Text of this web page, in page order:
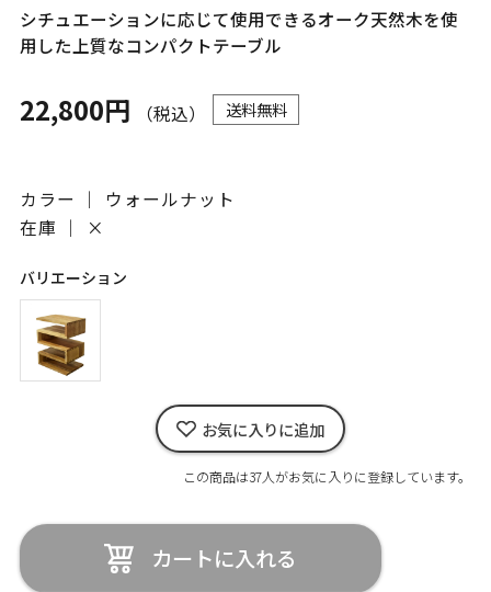
シチュエーションに応じて使用できるオーク天然木を使
用した上質なコンパクトテーブル
22,800円 （税込） 送料無料
カラー ｜ ウォールナット
在庫 ｜
×
バリエーション
お気に入りに追加
この商品は37人がお気に入りに登録しています。
カートに入れる